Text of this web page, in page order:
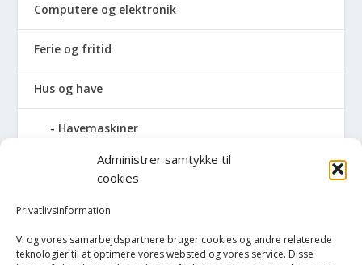
Administrer samtykke til
cookies
Privatlivsinformation
Vi og vores samarbejdspartnere bruger cookies og andre relaterede
teknologier til at optimere vores websted og vores service. Disse
Computere og elektronik
Ferie og fritid
Hus og have
Havemaskiner
Hvidevarer
Køkken
Opvarmning